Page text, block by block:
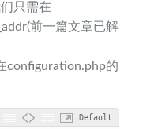
只需在
前一篇文章已解
configuration.php的
Default